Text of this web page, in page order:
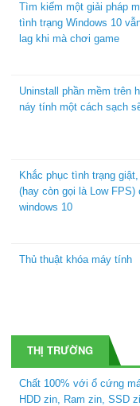
Tìm kiếm một giải pháp
tình trạng Windows 10
lag khi mà chơi game
Uninstall phần mềm trên
náy tính một cách sạch
Khắc phục tình trạng
(hay còn gọi là Low FPS)
windows 10
Thủ thuật khóa máy tính
THỊ TRƯỜNG
Chất 100% với ổ cứng
HDD zin, Ram zin, SSD